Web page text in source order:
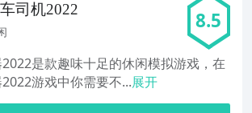
司机2022 8.5
是款趣味十足的休闲模拟游戏，在
游戏中你需要不...展开